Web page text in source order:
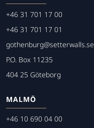
+46 31 701 17 00
+46 31 701 17 01
gothenburg@setterwalls.se
P.O. Box 11235
404 25 Göteborg
MALMÖ
+46 10 690 04 00